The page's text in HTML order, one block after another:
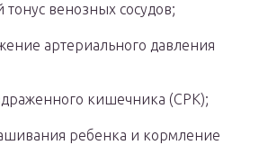
венозных сосудов;
артериального давления
кишечника (СРК);
ребенка и кормление